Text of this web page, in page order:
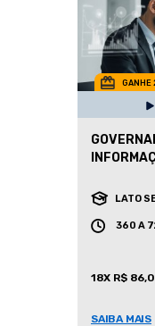
GANHE
LATO
360 A
18X R$
SAIBA MAIS